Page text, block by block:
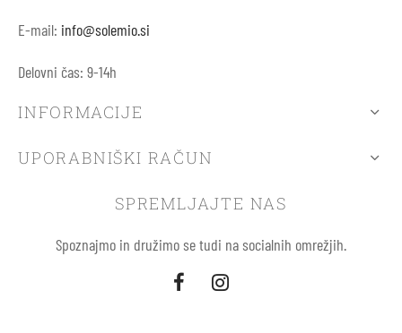
E-mail: info@solemio.si
Delovni čas: 9-14h
INFORMACIJE
UPORABNIŠKI RAČUN
SPREMLJAJTE NAS
Spoznajmo in družimo se tudi na socialnih omrežjih.